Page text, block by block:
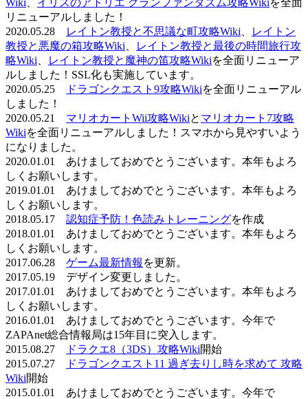
リニューアルしました！
2020.05.28
レイトン教授と不思議な町攻略Wiki
レイトン
教授と悪魔の箱攻略Wiki
レイトン教授と最後の時間旅行攻
略Wiki
レイトン教授と魔神の笛攻略Wikiを全面リニューア
ルしました！SSL化も実施しています。
2020.05.25
ドラゴンクエスト9攻略Wikiを全面リニューアル
しました！
2020.05.21 マリオカートWii攻略Wikiと マリオカート7攻略
Wikiを全面リニューアルしました！スマホから見やすいよう
になりました。
2020.01.01 あけましておめでとうございます。本年もよろ
しくお願いします。
2019.01.01 あけましておめでとうございます。本年もよろ
しくお願いします。
2018.05.17 認知症予防！色読みトレーニングを作成
2018.01.01 あけましておめでとうございます。本年もよろ
しくお願いします。
2017.06.28 ゲーム最新情報 を更新。
2017.05.19 デザイン変更しました。
2017.01.01 あけましておめでとうございます。本年もよろ
しくお願いします。
2016.01.01 あけましておめでとうございます。今年で
ZAPAnet総合情報局は15年目に突入します。
2015.08.27
ドラクエ8（3DS）攻略Wiki開始
2015.07.27
ドラゴンクエスト11 過ぎ去りし時を求めて 攻略
Wiki開始
2015.01.01 あけましておめでとうございます。今年で